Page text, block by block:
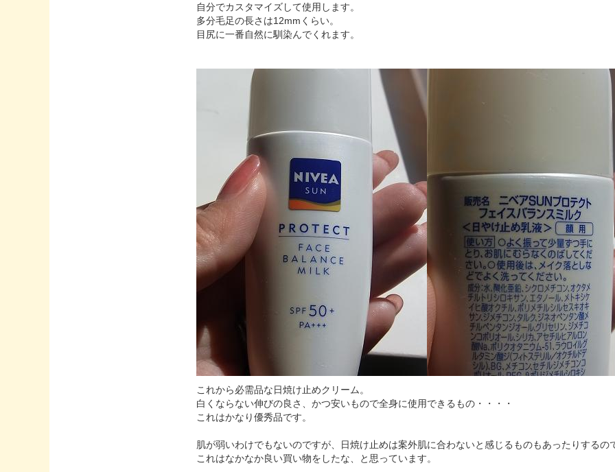
自分でカスタマイズして使用します。
多分毛足の長さは12mmくらい。
目尻に一番自然に馴染んでくれます。
これから必需品な日焼け止めクリーム。
白くならない伸びの良さ、かつ安いもので全身に使用できるもの・・・・
これはかなり優秀品です。
肌が弱いわけでもないのですが、日焼け止めは案外肌に合わないと感じるものもあったりするの
これはなかなか良い買い物をしたな、と思っています。